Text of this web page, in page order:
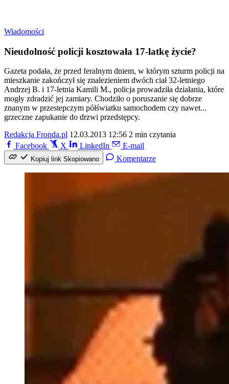
Wiadomości
Nieudolność policji kosztowała 17-latkę życie?
Gazeta podała, że przed feralnym dniem, w którym szturm policji na
mieszkanie zakończył się znalezieniem dwóch ciał 32-letniego
Andrzej B. i 17-letnia Kamili M., policja prowadziła działania, które
mogły zdradzić jej zamiary. Chodziło o poruszanie się dobrze
znanym w przestepczym półświatku samochodem czy nawet...
grzeczne zapukanie do drzwi przedstępcy.
Redakcja Fronda.pl 12.03.2013 12:56 2 min czytania
Facebook
X LinkedIn E-mail
Kopiuj link Skopiowano Komentarze